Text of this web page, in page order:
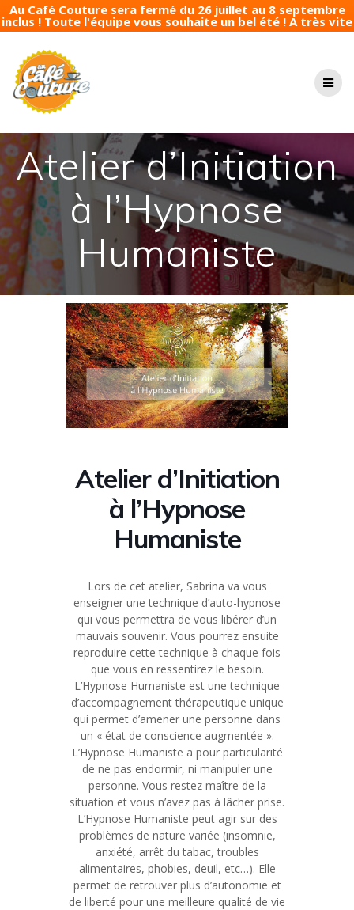
Au Café Couture sera fermé du 26 juillet au 8 septembre
inclus ! Toute l'équipe vous souhaite un bel été ! A très vite
Atelier d’Initiation
à l’Hypnose
Humaniste
Atelier d’Initiation
à l’Hypnose
Humaniste
Lors de cet atelier, Sabrina va vous
enseigner une technique d’auto-hypnose
qui vous permettra de vous libérer d’un
mauvais souvenir. Vous pourrez ensuite
reproduire cette technique à chaque fois
que vous en ressentirez le besoin.
L’Hypnose Humaniste est une technique
d’accompagnement thérapeutique unique
qui permet d’amener une personne dans
un « état de conscience augmentée ».
L’Hypnose Humaniste a pour particularité
de ne pas endormir, ni manipuler une
personne. Vous restez maître de la
situation et vous n’avez pas à lâcher prise.
L’Hypnose Humaniste peut agir sur des
problèmes de nature variée (insomnie,
anxiété, arrêt du tabac, troubles
alimentaires, phobies, deuil, etc…). Elle
permet de retrouver plus d’autonomie et
de liberté pour une meilleure qualité de vie